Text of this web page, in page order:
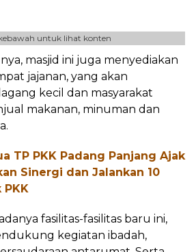
untuk lihat konten
masjid ini juga menyediakan
jajanan, yang akan
kecil dan masyarakat
makanan, minuman dan
TP PKK Padang Panjang Ajak
Sinergi dan Jalankan 10
PKK
fasilitas-fasilitas baru ini,
kegiatan ibadah,